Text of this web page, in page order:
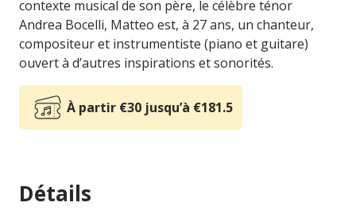
contexte musical de son père, le célèbre ténor
Andrea Bocelli, Matteo est, à 27 ans, un chanteur,
compositeur et instrumentiste (piano et guitare)
ouvert à d’autres inspirations et sonorités.
À partir €30 jusqu’à €181.5
Détails